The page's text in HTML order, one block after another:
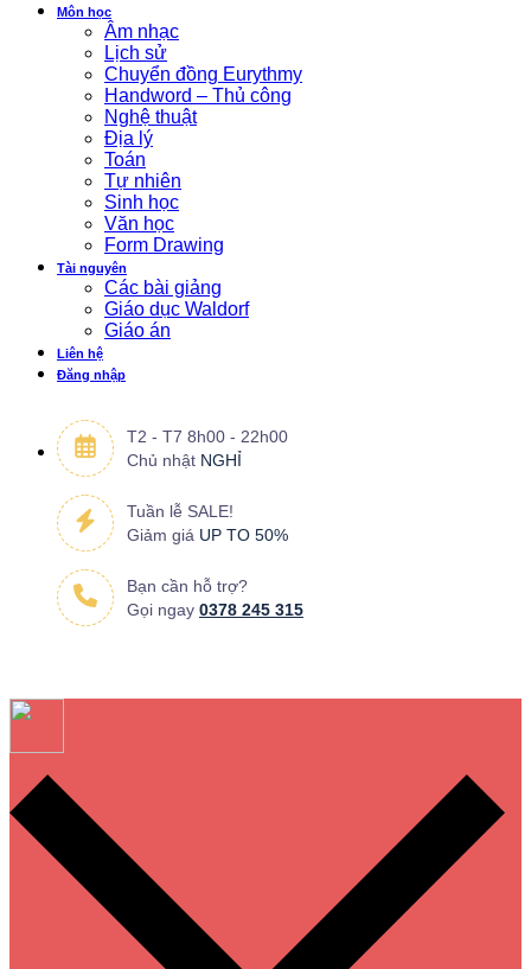
Môn học
Âm nhạc
Lịch sử
Chuyển đồng Eurythmy
Handword – Thủ công
Nghệ thuật
Địa lý
Toán
Tự nhiên
Sinh học
Văn học
Form Drawing
Tài nguyên
Các bài giảng
Giáo dục Waldorf
Giáo án
Liên hệ
Đăng nhập
T2 - T7 8h00 - 22h00
Chủ nhật NGHỈ
Tuần lễ SALE!
Giảm giá UP TO 50%
Bạn cần hỗ trợ?
Gọi ngay 0378 245 315